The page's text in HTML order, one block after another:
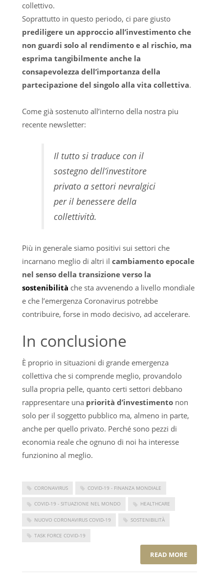
collettivo.
Soprattutto in questo periodo, ci pare giusto
prediligere un approccio all’investimento che
non guardi solo al rendimento e al rischio, ma
esprima tangibilmente anche la
consapevolezza dell’importanza della
partecipazione del singolo alla vita collettiva.
Come già sostenuto all’interno della nostra piu
recente newsletter:
Il tutto si traduce con il
sostegno dell’investitore
privato a settori nevralgici
per il benessere della
collettività.
Più in generale siamo positivi sui settori che
incarnano meglio di altri il cambiamento epocale
nel senso della transizione verso la
sostenibilità che sta avvenendo a livello mondiale
e che l’emergenza Coronavirus potrebbe
contribuire, forse in modo decisivo, ad accelerare.
In conclusione
È proprio in situazioni di grande emergenza
collettiva che si comprende meglio, provandolo
sulla propria pelle, quanto certi settori debbano
rappresentare una priorità d’investimento non
solo per il soggetto pubblico ma, almeno in parte,
anche per quello privato. Perché sono pezzi di
economia reale che ognuno di noi ha interesse
funzionino al meglio.
CORONAVIRUS COVID-19 - FINANZA MONDIALE
COVID-19 - SITUAZIONE NEL MONDO HEALTHCARE
NUOVO CORONAVIRUS COVID-19 SOSTENIBILITÀ
TASK FORCE COVID-19
READ MORE